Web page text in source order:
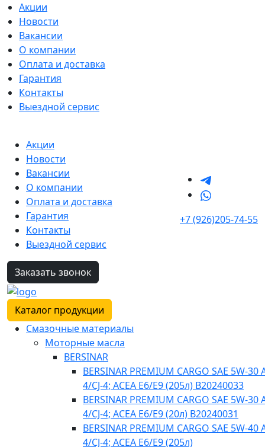
Акции
Новости
Вакансии
О компании
Оплата и доставка
Гарантия
Контакты
Выездной сервис
Акции
Новости
Вакансии
О компании
Оплата и доставка
Гарантия
Контакты
Выездной сервис
+7 (926)205-74-55
Заказать звонок
Каталог продукции
Смазочные материалы
Моторные масла
BERSINAR
BERSINAR PREMIUM CARGO SAE 5W-30
4/CJ-4; ACEA E6/E9 (205л) B20240033
BERSINAR PREMIUM CARGO SAE 5W-30
4/CJ-4; ACEA E6/E9 (20л) B20240031
BERSINAR PREMIUM CARGO SAE 5W-40
4/CJ-4; ACEA E6/E9 (205л)